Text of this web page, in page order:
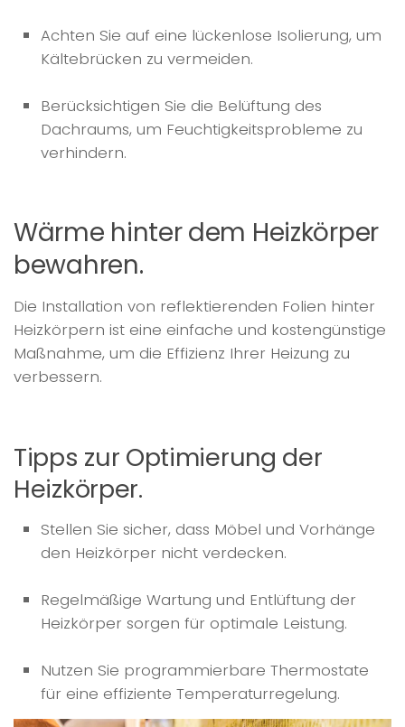
Achten Sie auf eine lückenlose Isolierung, um
Kältebrücken zu vermeiden.
Berücksichtigen Sie die Belüftung des
Dachraums, um Feuchtigkeitsprobleme zu
verhindern.
Wärme hinter dem Heizkörper
bewahren.
Die Installation von reflektierenden Folien hinter
Heizkörpern ist eine einfache und kostengünstige
Maßnahme, um die Effizienz Ihrer Heizung zu
verbessern.
Tipps zur Optimierung der
Heizkörper.
Stellen Sie sicher, dass Möbel und Vorhänge
den Heizkörper nicht verdecken.
Regelmäßige Wartung und Entlüftung der
Heizkörper sorgen für optimale Leistung.
Nutzen Sie programmierbare Thermostate
für eine effiziente Temperaturregelung.